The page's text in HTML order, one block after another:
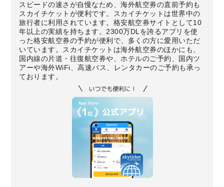
スピードの速さが自慢なため、海外航空券の直前予約も
スカイチケットが便利です。スカイチケットは世界中の
旅行者に利用されています。格安航空券サイトとして10
年以上の実績を持ちます。2300万DLを誇るアプリを使
った格安航空券の予約が便利で、多くの方に愛用いただ
いています。スカイチケットは海外航空券のほかにも、
国内線の片道・往復航空券や、ホテルのご予約、国内ツ
アーや海外WiFi、高速バス、レンタカーのご予約も承っ
ております。